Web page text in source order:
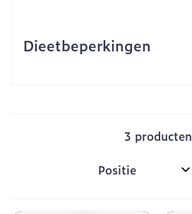
Dieetbeperkingen
3 producten
Sorteer op: